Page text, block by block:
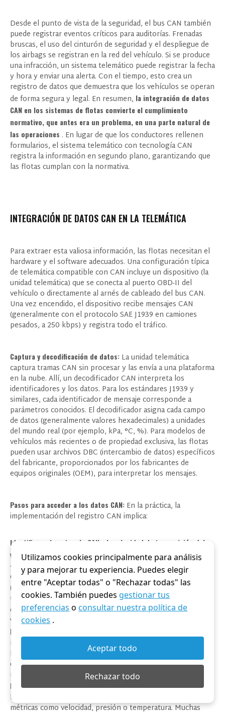
Desde el punto de vista de la seguridad, el bus CAN también
puede registrar eventos críticos para auditorías. Frenadas
bruscas, el uso del cinturón de seguridad y el despliegue de
los airbags se registran en la red del vehículo. Si se produce
una infracción, un sistema telemático puede registrar la fecha
y hora y enviar una alerta. Con el tiempo, esto crea un
registro de datos que demuestra que los vehículos se operan
de forma segura y legal. En resumen, la integración de datos
CAN en los sistemas de flotas convierte el cumplimiento
normativo, que antes era un problema, en una parte natural de
las operaciones . En lugar de que los conductores rellenen
formularios, el sistema telemático con tecnología CAN
registra la información en segundo plano, garantizando que
las flotas cumplan con la normativa.
INTEGRACIÓN DE DATOS CAN EN LA TELEMÁTICA
Para extraer esta valiosa información, las flotas necesitan el
hardware y el software adecuados. Una configuración típica
de telemática compatible con CAN incluye un dispositivo (la
unidad telemática) que se conecta al puerto OBD-II del
vehículo o directamente al arnés de cableado del bus CAN.
Una vez encendido, el dispositivo recibe mensajes CAN
(generalmente con el protocolo SAE J1939 en camiones
pesados, a 250 kbps) y registra todo el tráfico.
Captura y decodificación de datos: La unidad telemática
captura tramas CAN sin procesar y las envía a una plataforma
en la nube. Allí, un decodificador CAN interpreta los
identificadores y los datos. Para los estándares J1939 y
similares, cada identificador de mensaje corresponde a
parámetros conocidos. El decodificador asigna cada campo
de datos (generalmente valores hexadecimales) a unidades
del mundo real (por ejemplo, kPa, °C, %). Para modelos de
vehículos más recientes o de propiedad exclusiva, las flotas
pueden usar archivos DBC (intercambio de datos) específicos
del fabricante, proporcionados por los fabricantes de
equipos originales (OEM), para interpretar los mensajes.
Pasos para acceder a los datos CAN: En la práctica, la
implementación del registro CAN implica:
Identifique el protocolo CAN y la velocidad de transmisión del
vehículo.La mayoría de los camiones utilizan SAE J1939 a
~250 kbps, pero algunos utilizan ISO 15765 (CAN FD) o
configuraciones personalizadas.
Conecte el dispositivo de registro.Enchufe una unidad
telemática al puerto de diagnóstico OBD-II o, si es necesario,
conéctela directamente a los cables CAN_H y CAN_L del
vehículo en un conector de la ECU.
Recopile datos de muestra.
normalidad. El dispositivo capturará tramas de varias ECU.
Revise los identificadores recopilados para ver qué módulos
están activos (por ejemplo, controlador del motor, ABS,
módulo de freno del remolque).
Decodifique los datos.Utilizando estándares de la industria o
la documentación del fabricante, traduzca los datos brutos a
métricas como velocidad, presión o temperatura. Muchas
Utilizamos cookies principalmente para análisis
y para mejorar tu experiencia. Puedes elegir
entre "Aceptar todas" o "Rechazar todas" las
cookies. También puedes gestionar tus
preferencias o consultar nuestra política de
cookies .
Aceptar todo
Rechazar todo